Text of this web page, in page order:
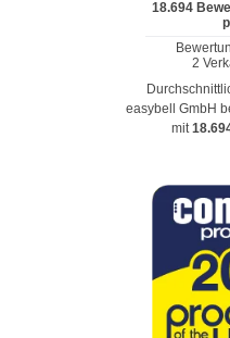
easybell GmbH
mit